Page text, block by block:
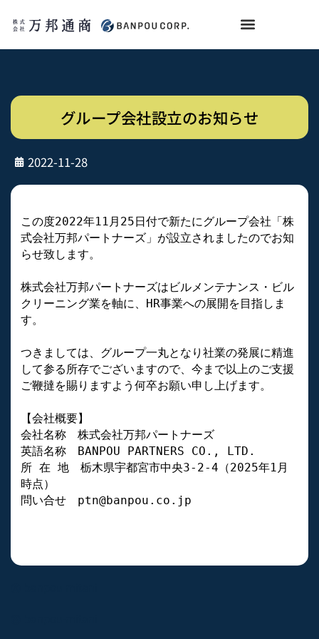
グループ会社設立のお知らせ
2022-11-28
この度2022年11月25日付で新たにグループ会社「株
式会社万邦パートナーズ」が設立されましたのでお知
らせ致します。
株式会社万邦パートナーズはビルメンテナンス・ビル
クリーニング業を軸に、HR事業への展開を目指しま
す。
つきましては、グループ一丸となり社業の発展に精進
して参る所存でございますので、今まで以上のご支援
ご鞭撻を賜りますよう何卒お願い申し上げます。
【会社概要】
会社名称　株式会社万邦パートナーズ
英語名称　BANPOU PARTNERS CO., LTD.
所 在 地　栃木県宇都宮市中央3-2-4（2025年1月
時点）
問い合せ　ptn@banpou.co.jp